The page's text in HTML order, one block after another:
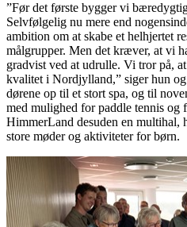
”Før det første bygger vi
Selvfølgelig nu mere end
ambition om at skabe et helhjertet
målgrupper. Men det kræver, at vi
gradvist ved at udrulle. Vi tror på,
kvalitet i Nordjylland,” siger hun
dørene op til et stort spa, og til
med mulighed for paddle tennis og
HimmerLand desuden en multihal,
store møder og aktiviteter for børn.